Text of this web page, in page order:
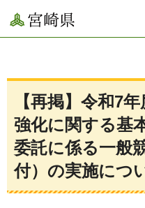
宮崎県
【再掲】令和7
強化に関する基
委託に係る一般
付）の実施につ